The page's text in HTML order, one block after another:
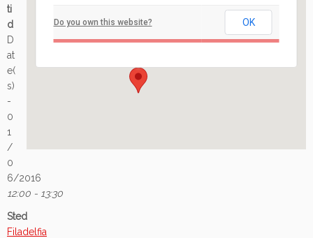
Arrangement
Do you own this website? OK
ti
d
D
at
e(
s)
-
0
1
/
0
6/2016
12:00 - 13:30
Sted
Filadelfia